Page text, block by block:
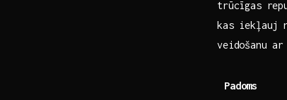
trūcīgas
kas iekļauj
veidošanu
Padoms